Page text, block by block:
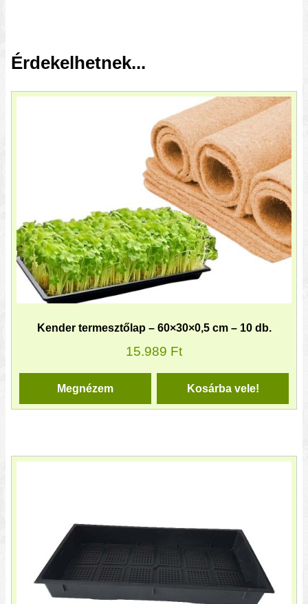
Érdekelhetnek...
Kender termesztőlap – 60×30×0,5 cm – 10 db.
15.989 Ft
Kosárba vele!
Megnézem